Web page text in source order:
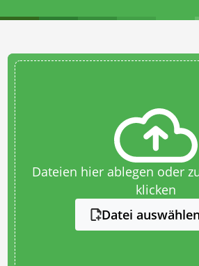
Dateien hier ablegen oder
klicken
Datei auswählen